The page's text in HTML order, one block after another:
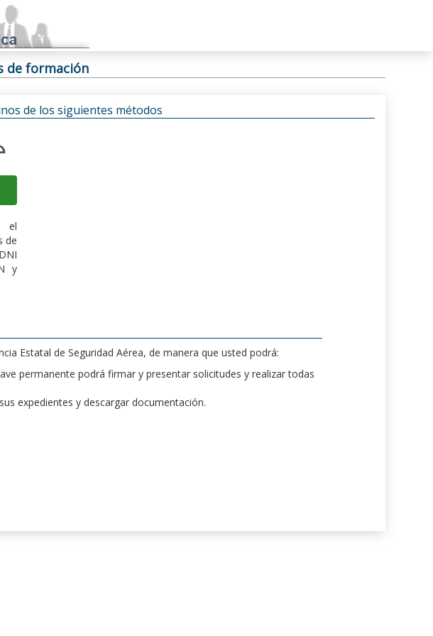
de formación
de los siguientes métodos
el
de
y
Estatal de Seguridad Aérea, de manera que usted podrá:
permanente podrá firmar y presentar solicitudes y realizar todas
expedientes y descargar documentación.